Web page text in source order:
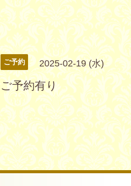
ご予約 2025-02-19 (水)
ご予約有り